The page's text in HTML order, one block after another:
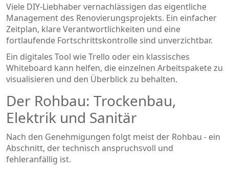
Viele DIY‑Liebhaber vernachlässigen das eigentliche
Management des Renovierungsprojekts. Ein einfacher
Zeitplan, klare Verantwortlichkeiten und eine
fortlaufende Fortschrittskontrolle sind unverzichtbar.
Ein digitales Tool wie Trello oder ein klassisches
Whiteboard kann helfen, die einzelnen Arbeitspakete zu
visualisieren und den Überblick zu behalten.
Der Rohbau: Trockenbau,
Elektrik und Sanitär
Nach den Genehmigungen folgt meist der Rohbau - ein
Abschnitt, der technisch anspruchsvoll und
fehleranfällig ist.